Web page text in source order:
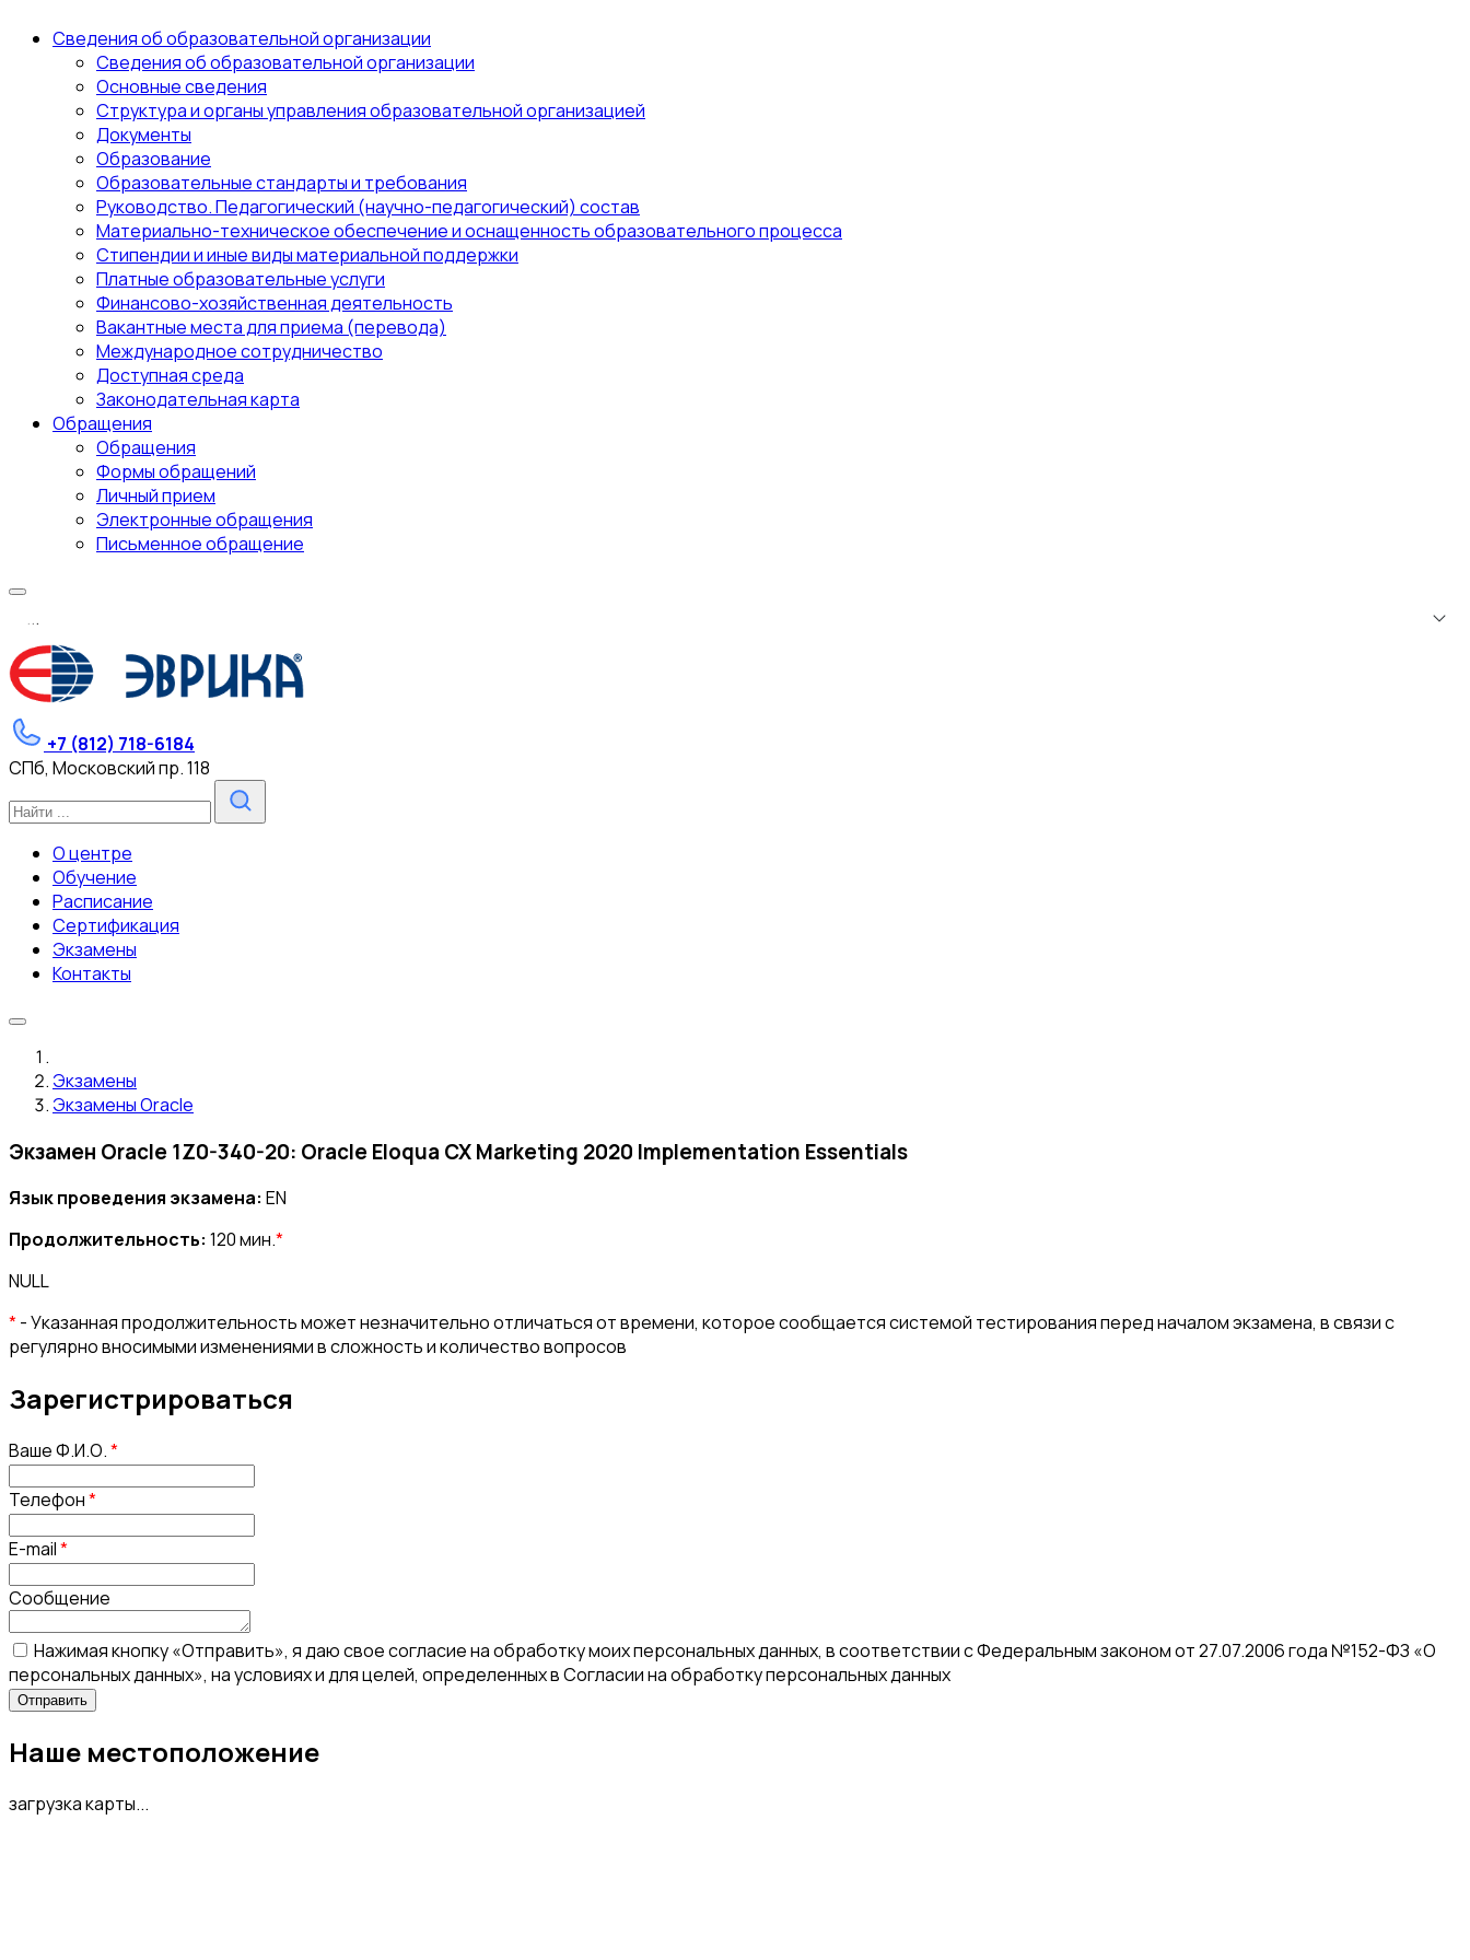
Сведения об образовательной организации
Сведения об образовательной организации
Основные сведения
Структура и органы управления образовательной организацией
Документы
Образование
Образовательные стандарты и требования
Руководство. Педагогический (научно-педагогический) состав
Материально-техническое обеспечение и оснащенность образовательного процесса
Стипендии и иные виды материальной поддержки
Платные образовательные услуги
Финансово-хозяйственная деятельность
Вакантные места для приема (перевода)
Международное сотрудничество
Доступная среда
Законодательная карта
Обращения
Обращения
Формы обращений
Личный прием
Электронные обращения
Письменное обращение
...
+7 (812) 718-6184
СПб, Московский пр. 118
О центре
Обучение
Расписание
Сертификация
Экзамены
Контакты
Экзамены
Экзамены Oracle
Экзамен Oracle 1Z0-340-20: Oracle Eloqua CX Marketing 2020 Implementation Essentials
Язык проведения экзамена: EN
Продолжительность: 120 мин.*
NULL
*- Указанная продолжительность может незначительно отличаться от времени, которое сообщается системой тестирования перед началом экзамена, в связи с
регулярно вносимыми изменениями в сложность и количество вопросов
Зарегистрироваться
Ваше Ф.И.О.*
Телефон*
E-mail*
Сообщение
Нажимая кнопку «Отправить», я даю свое согласие на обработку моих персональных данных, в соответствии с Федеральным законом от 27.07.2006 года №152-ФЗ «О
персональных данных», на условиях и для целей, определенных в Согласии на обработку персональных данных
Наше местоположение
загрузка карты...